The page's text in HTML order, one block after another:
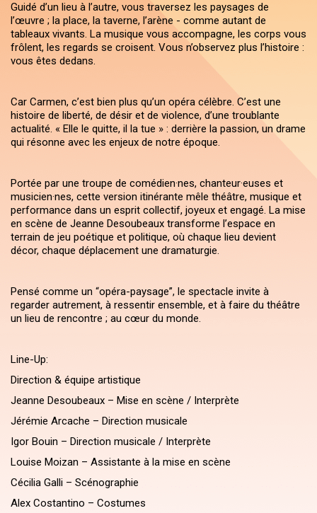
Guidé d’un lieu à l’autre, vous traversez les paysages de
l’œuvre ; la place, la taverne, l’arène - comme autant de
tableaux vivants. La musique vous accompagne, les corps vous
frôlent, les regards se croisent. Vous n’observez plus l’histoire :
vous êtes dedans.
Car Carmen, c’est bien plus qu’un opéra célèbre. C’est une
histoire de liberté, de désir et de violence, d’une troublante
actualité. « Elle le quitte, il la tue » : derrière la passion, un drame
qui résonne avec les enjeux de notre époque.
Portée par une troupe de comédien·nes, chanteur·euses et
musicien·nes, cette version itinérante mêle théâtre, musique et
performance dans un esprit collectif, joyeux et engagé. La mise
en scène de Jeanne Desoubeaux transforme l’espace en
terrain de jeu poétique et politique, où chaque lieu devient
décor, chaque déplacement une dramaturgie.
Pensé comme un “opéra-paysage”, le spectacle invite à
regarder autrement, à ressentir ensemble, et à faire du théâtre
un lieu de rencontre ; au cœur du monde.
Line-Up:
Direction & équipe artistique
Jeanne Desoubeaux – Mise en scène / Interprète
Jérémie Arcache – Direction musicale
Igor Bouin – Direction musicale / Interprète
Louise Moizan – Assistante à la mise en scène
Cécilia Galli – Scénographie
Alex Costantino – Costumes